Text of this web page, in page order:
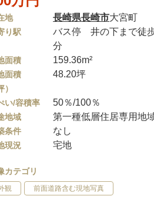
地 長崎県長崎市大宮町
り駅
バス停 井の下まで徒
分
面積 159.36m²
面積
）
48.20坪
い/容積率 50％/100％
地域 第一種低層住居専用地
条件 なし
現況 宅地
カテゴリ
観 前面道路含む現地写真